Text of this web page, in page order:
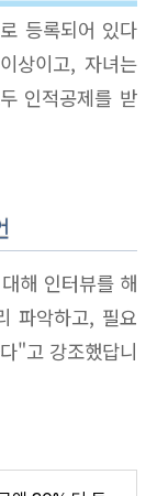
등록되어 있다
상이고, 자녀는
인적공제를 받
해 인터뷰를 해
파악하고, 필요
"고 강조했답니